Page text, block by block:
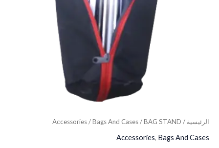
الرئيسية /
Accessories/Bags And Cases/ BAG STAND
Accessories, Bags And Cases